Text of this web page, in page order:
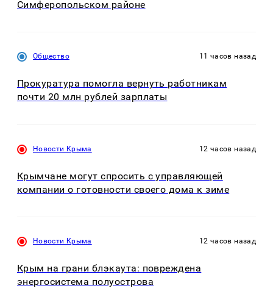
Симферопольском районе
Общество 11 часов назад
Прокуратура помогла вернуть работникам
почти 20 млн рублей зарплаты
Новости Крыма 12 часов назад
Крымчане могут спросить с управляющей
компании о готовности своего дома к зиме
Новости Крыма 12 часов назад
Крым на грани блэкаута: повреждена
энергосистема полуострова